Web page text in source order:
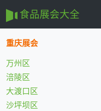
食品展会大全
重庆展会
万州区
涪陵区
大渡口区
沙坪坝区